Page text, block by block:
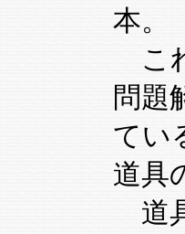
本。
こ
問題
てい
道具
道